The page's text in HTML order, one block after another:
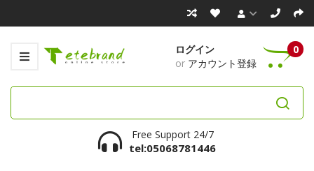
ログイン
or アカウント登録
0
Free Support 24/7
tel:05068781446